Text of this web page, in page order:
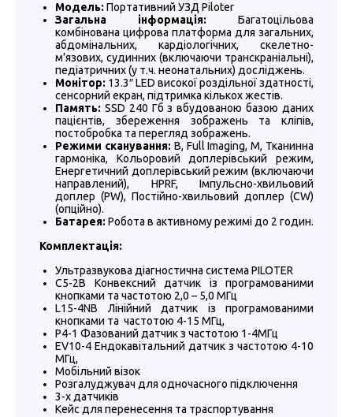
Модель: Портативний УЗД Piloter
Загальна інформація: Багатоцільова
комбінована цифрова платформа для загальних,
абдомінальних, кардіологічних, скелетно-
м’язових, судинних (включаючи транскраніальні),
педіатричних (у т.ч. неонатальних) досліджень.
Монітор: 13.3″ LED високої роздільної здатності,
сенсорний екран, підтримка кількох жестів.
Память: SSD 240 Гб з вбудованою базою даних
пацієнтів, збереження зображень та кліпів,
постобробка та перегляд зображень.
Режими сканування: B, Full Imaging, M, Тканинна
гармоніка, Кольоровий доплерівський режим,
Енергетичний доплерівський режим (включаючи
направлений), HPRF, Імпульсно-хвильовий
доплер (PW), Постійно-хвильовий доплер (CW)
(опційно).
Батарея: Робота в активному режимі до 2 годин.
Комплектація:
Ультразвукова діагностична система PILOTER
C5-2B Конвексний датчик із програмованими
кнопками та частотою 2,0 – 5,0 МГц
L15-4NB Лінійний датчик із програмованими
кнопками та частотою 4-15 МГц,
P4-1 Фазований датчик з частотою 1-4МГц
EV10-4 Ендокавітальний датчик з частотою 4-10
МГц,
Мобільний візок
Розгалуджувач для одночасного підключення
3-х датчиків
Кейс для перенесення та траспортування